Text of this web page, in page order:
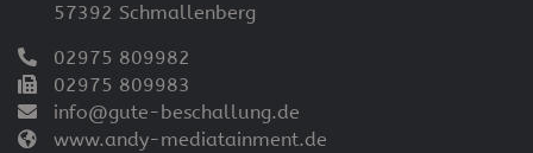
57392 Schmallenberg
02975 809982
02975 809983
info@gute-beschallung.de
www.andy-mediatainment.de